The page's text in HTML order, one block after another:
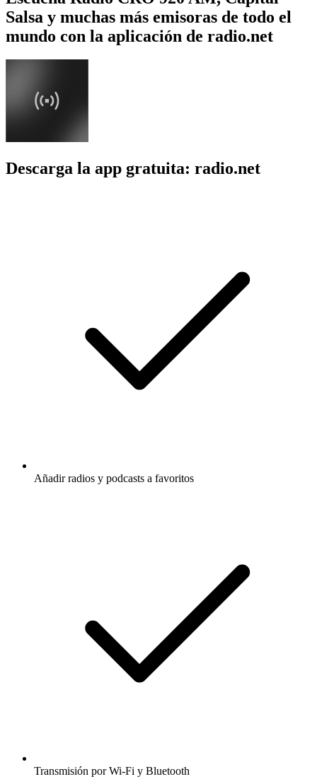
Salsa y muchas más emisoras de todo el
mundo con la aplicación de radio.net
Descarga la app gratuita: radio.net
Añadir radios y podcasts a favoritos
Transmisión por Wi-Fi y Bluetooth